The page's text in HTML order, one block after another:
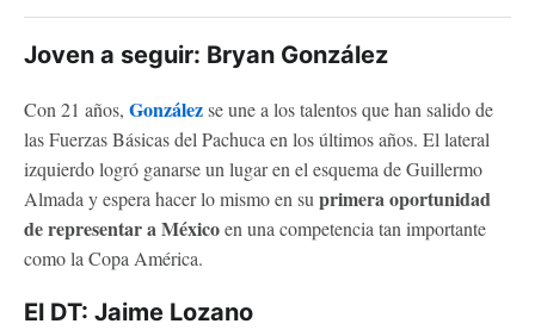
Joven a seguir: Bryan González
Con 21 años, Gonzálezse une a los talentos que han salido de
las Fuerzas Básicas del Pachuca en los últimos años. El lateral
izquierdo logró ganarse un lugar en el esquema de Guillermo
Almada y espera hacer lo mismo en su primera oportunidad
de representar a Méxicoen una competencia tan importante
como la Copa América.
El DT: Jaime Lozano